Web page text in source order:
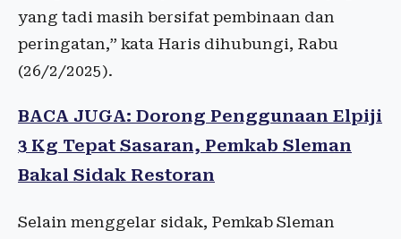
yang tadi masih bersifat pembinaan dan
peringatan,” kata Haris dihubungi, Rabu
(26/2/2025).
BACA JUGA: Dorong Penggunaan Elpiji
3 Kg Tepat Sasaran, Pemkab Sleman
Bakal Sidak Restoran
Selain menggelar sidak, Pemkab Sleman